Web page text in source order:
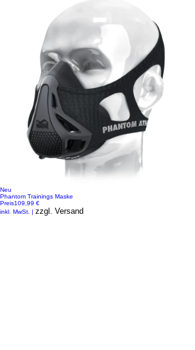
Neu
Phantom Trainings Maske
Preis109,99 €
inkl. MwSt. | zzgl. Versand